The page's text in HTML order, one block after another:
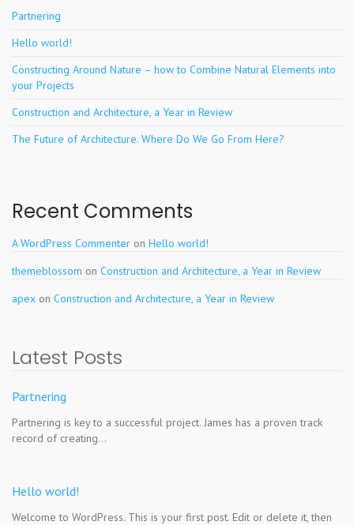
Partnering
Hello world!
Constructing Around Nature – how to Combine Natural Elements into
your Projects
Construction and Architecture, a Year in Review
The Future of Architecture. Where Do We Go From Here?
Recent Comments
A WordPress Commenter on Hello world!
themeblossom on Construction and Architecture, a Year in Review
apex on Construction and Architecture, a Year in Review
Latest Posts
Partnering
Partnering is key to a successful project. James has a proven track
record of creating…
Hello world!
Welcome to WordPress. This is your first post. Edit or delete it, then